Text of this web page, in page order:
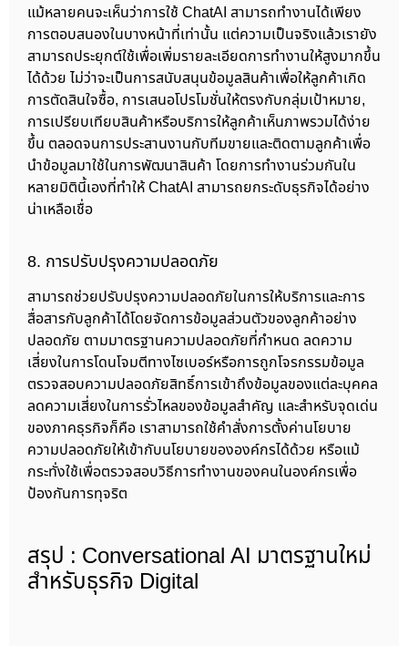
แม้หลายคนจะเห็นว่าการใช้ ChatAI สามารถทำงานได้เพียง
การตอบสนองในบางหน้าที่เท่านั้น แต่ความเป็นจริงแล้วเรายัง
สามารถประยุกต์ใช้เพื่อเพิ่มรายละเอียดการทำงานให้สูงมากขึ้น
ได้ด้วย ไม่ว่าจะเป็นการสนับสนุนข้อมูลสินค้าเพื่อให้ลูกค้าเกิด
การตัดสินใจซื้อ, การเสนอโปรโมชั่นให้ตรงกับกลุ่มเป้าหมาย,
การเปรียบเทียบสินค้าหรือบริการให้ลูกค้าเห็นภาพรวมได้ง่าย
ขึ้น ตลอดจนการประสานงานกับทีมขายและติดตามลูกค้าเพื่อ
นำข้อมูลมาใช้ในการพัฒนาสินค้า โดยการทำงานร่วมกันใน
หลายมิตินี้เองที่ทำให้ ChatAI สามารถยกระดับธุรกิจได้อย่าง
น่าเหลือเชื่อ
8. การปรับปรุงความปลอดภัย
สามารถช่วยปรับปรุงความปลอดภัยในการให้บริการและการ
สื่อสารกับลูกค้าได้โดยจัดการข้อมูลส่วนตัวของลูกค้าอย่าง
ปลอดภัย ตามมาตรฐานความปลอดภัยที่กำหนด ลดความ
เสี่ยงในการโดนโจมตีทางไซเบอร์หรือการถูกโจรกรรมข้อมูล
ตรวจสอบความปลอดภัยสิทธิ์การเข้าถึงข้อมูลของแต่ละบุคคล
ลดความเสี่ยงในการรั่วไหลของข้อมูลสำคัญ และสำหรับจุดเด่น
ของภาคธุรกิจก็คือ เราสามารถใช้คำสั่งการตั้งค่านโยบาย
ความปลอดภัยให้เข้ากับนโยบายขององค์กรได้ด้วย หรือแม้
กระทั่งใช้เพื่อตรวจสอบวิธีการทำงานของคนในองค์กรเพื่อ
ป้องกันการทุจริต
สรุป : Conversational AI มาตรฐานใหม่
สำหรับธุรกิจ Digital